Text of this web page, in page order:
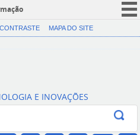
CORONAVÍRUS (COVID-19)
Canais
MAPA DO SITE
E INOVAÇÕES